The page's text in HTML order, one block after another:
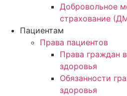
Добровольное
страхование
Пациентам
Права пациентов
Права граждан
здоровья
Обязанности
здоровья